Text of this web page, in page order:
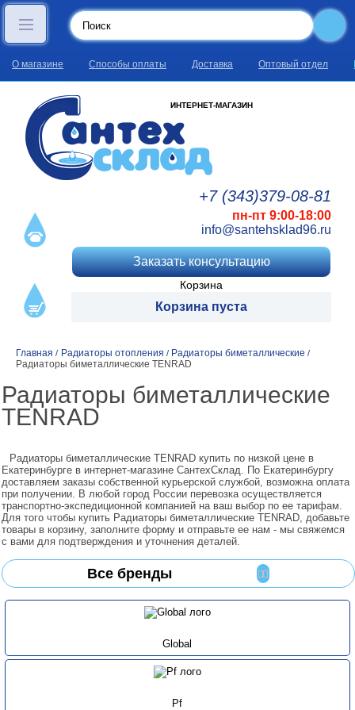
О магазине Способы оплаты Доставка Оптовый отдел
ИНТЕРНЕТ-МАГАЗИН
+7 (343)379-08-81
пн-пт 9:00-18:00
info@santehsklad96.ru
Заказать консультацию
Корзина
Корзина пуста
Главная / Радиаторы отопления / Радиаторы биметаллические /
Радиаторы биметаллические TENRAD
Радиаторы биметаллические
TENRAD
Радиаторы биметаллические TENRAD купить по низкой цене в
Екатеринбурге в интернет-магазине СантехСклад. По Екатеринбургу
доставляем заказы собственной курьерской службой, возможна оплата
при получении. В любой город России перевозка осуществляется
транспортно-экспедиционной компанией на ваш выбор по ее тарифам.
Для того чтобы купить Радиаторы биметаллические TENRAD, добавьте
товары в корзину, заполните форму и отправьте ее нам - мы свяжемся
с вами для подтверждения и уточнения деталей.
Все бренды
Global
Pf